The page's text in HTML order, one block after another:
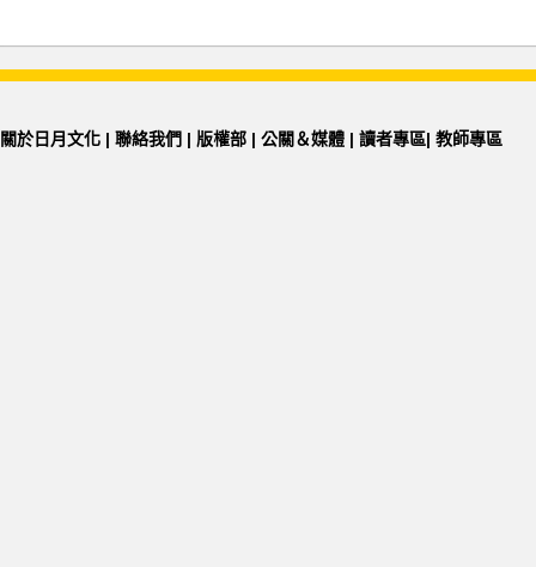
關於日月文化 | 聯絡我們 | 版權部 | 公關＆媒體 | 讀者專區| 教師專區